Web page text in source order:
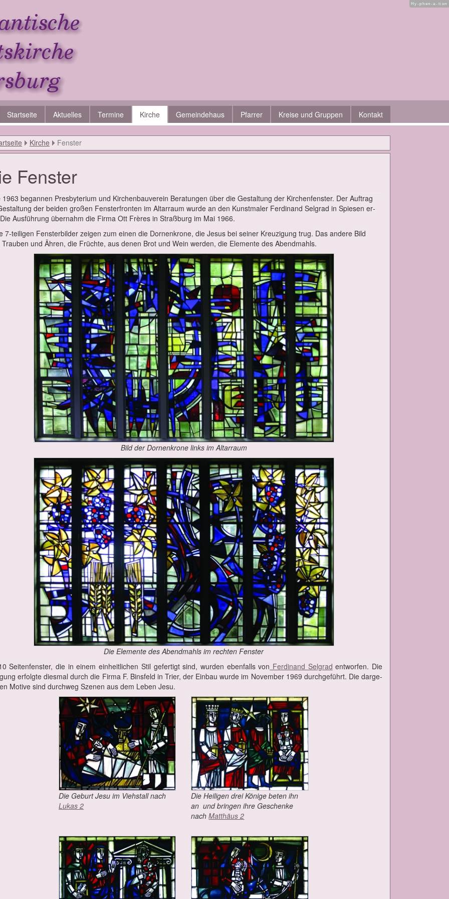
Startseite Aktuelles Termine Kirche Gemeindehaus Pfarrer Kreise und Gruppen Kontakt
Kirche Fenster
Fens­ter
1963 be­gan­nen Pres­by­te­ri­um und Kir­chen­bau­ver­ein Be­ra­tun­gen über die Ge­stal­tung der Kir­chen­fens­ter. Der Auf­trag
der bei­den gro­ßen Fens­ter­fron­ten im Al­tar­raum wur­de an den Kunst­ma­ler Fer­di­nand Sel­grad in Spie­sen er­
Aus­füh­rung über­nahm die Fir­ma Ott Frères in Straß­burg im Mai 1966.
7-tei­li­gen Fens­ter­bil­der zei­gen zum ei­nen die Dor­nen­kro­ne, die Je­sus bei sei­ner Kreu­zi­gung trug. Das an­de­re Bild
Trau­ben und Äh­ren, die Früch­te, aus de­nen Brot und Wein wer­den, die Ele­men­te des Abend­mahls.
Bild der Dor­nen­kro­ne links im Al­tar­raum
Die Ele­men­te des Abend­mahls im rech­ten Fens­ter
Sei­ten­fens­ter, die in ei­nem ein­heit­li­chen Stil ge­fer­tigt sind, wur­den eben­falls von Fer­di­nand Sel­grad ent­wor­fen. Die
er­folg­te dies­mal durch die Fir­ma F. Bins­feld in Trier, der Ein­bau wur­de im No­vem­ber 1969 durch­ge­führt. Die dar­ge­
Mo­ti­ve sind durch­weg Sze­nen aus dem Le­ben Je­su.
Die Ge­burt Je­su im Vieh­stall nach
Lu­kas 2
Die Hei­li­gen drei Kö­ni­ge be­ten ihn
an und brin­gen ih­re Ge­schen­ke
nachMat­thä­us 2
Hy-phen-a-tion